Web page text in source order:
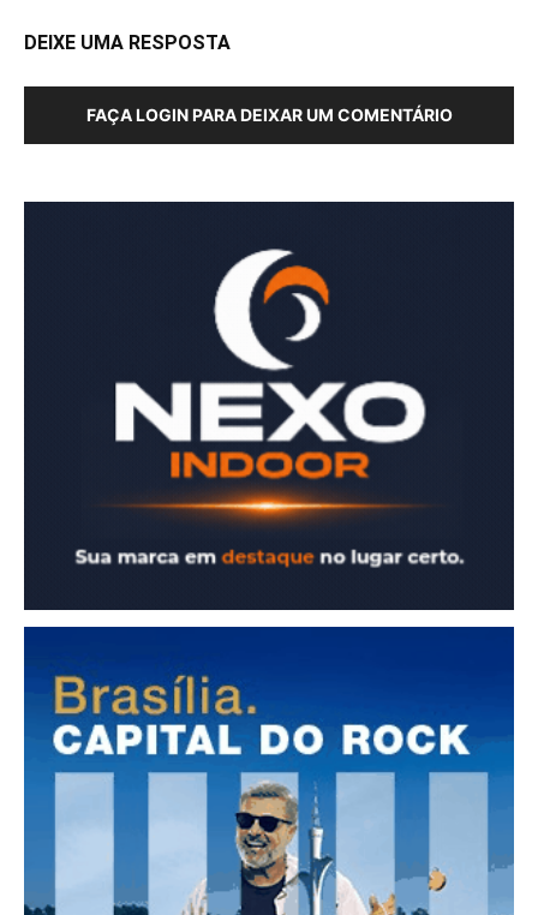
DEIXE UMA RESPOSTA
FAÇA LOGIN PARA DEIXAR UM COMENTÁRIO